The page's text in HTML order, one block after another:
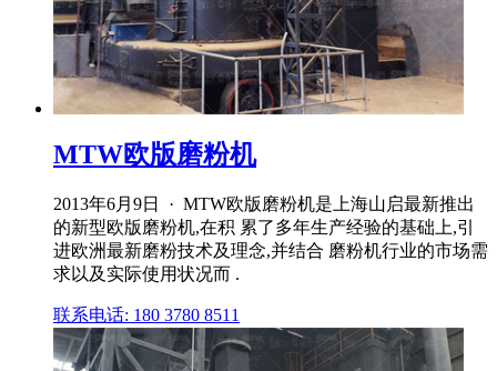
MTW欧版磨粉机
2013年6月9日 · MTW欧版磨粉机是上海山启最新推出
的新型欧版磨粉机,在积 累了多年生产经验的基础上,引
进欧洲最新磨粉技术及理念,并结合 磨粉机行业的市场需
求以及实际使用状况而 .
联系电话: 180 3780 8511